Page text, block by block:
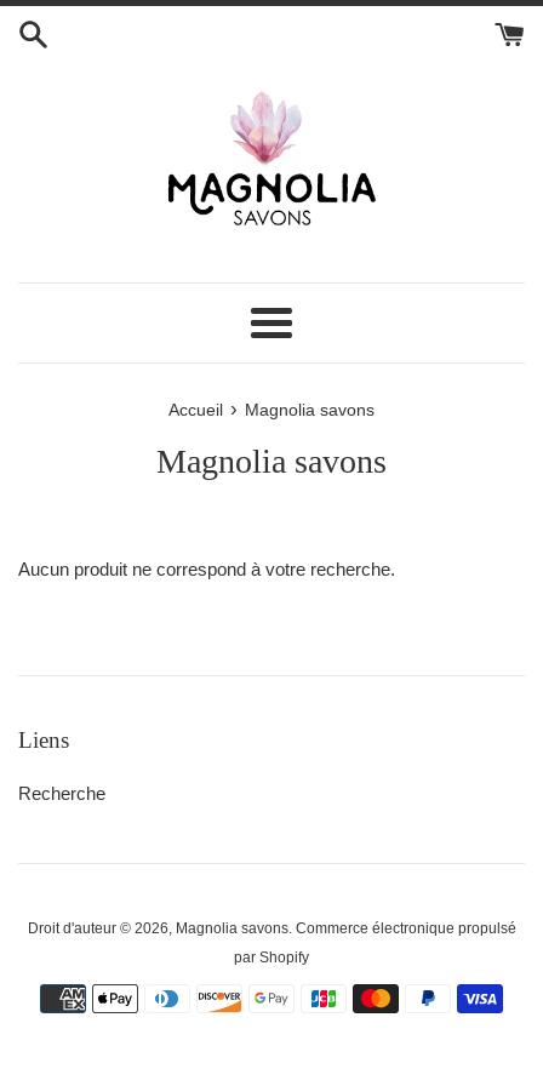
Passer
Menu
Accueil › Magnolia savons
Magnolia savons
Aucun produit ne correspond à votre recherche.
Liens
Recherche
Droit d'auteur © 2026, Magnolia savons. Commerce électronique propulsé
par Shopify
Icônes